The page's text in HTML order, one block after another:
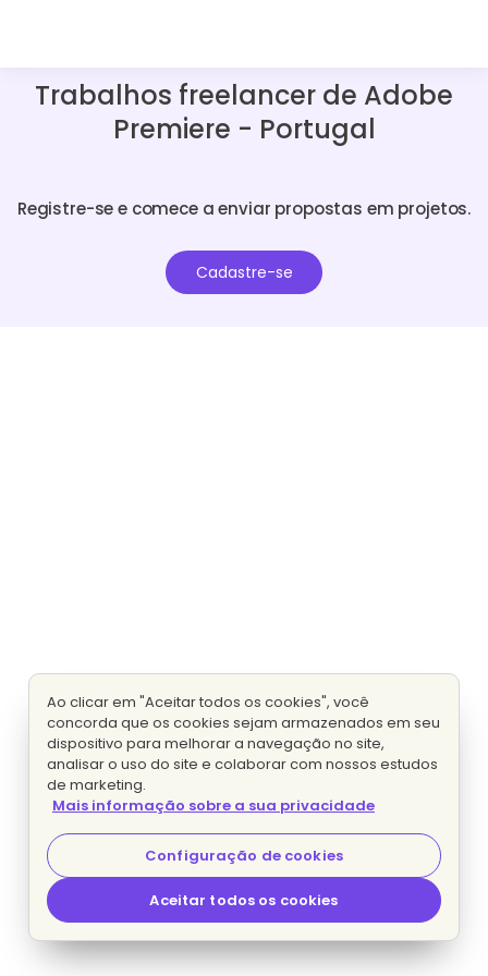
Trabalhos freelancer de Adobe
Premiere - Portugal
Registre-se e comece a enviar propostas em projetos.
Cadastre-se
Ao clicar em "Aceitar todos os cookies", você
concorda que os cookies sejam armazenados em seu
dispositivo para melhorar a navegação no site,
analisar o uso do site e colaborar com nossos estudos
de marketing.
Mais informação sobre a sua privacidade
Configuração de cookies
Aceitar todos os cookies